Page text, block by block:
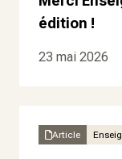
édition !
23 mai 2026
Article